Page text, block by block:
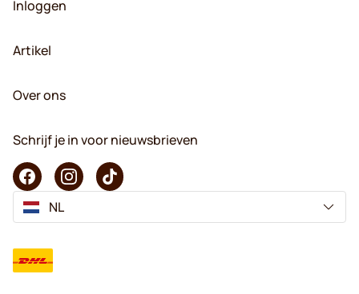
Inloggen
Artikel
Over ons
Schrijf je in voor nieuwsbrieven
NL